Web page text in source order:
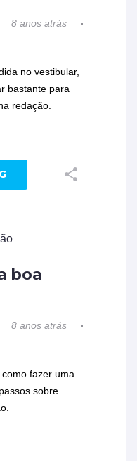
8 anos atrás
no vestibular,
bastante para
redação.
boa
8 anos atrás
fazer uma
sobre